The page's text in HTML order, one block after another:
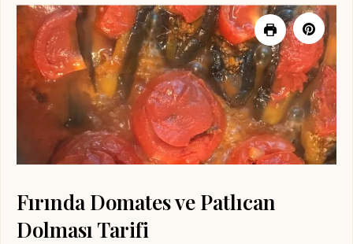
Fırında Domates ve Patlıcan
Dolması Tarifi